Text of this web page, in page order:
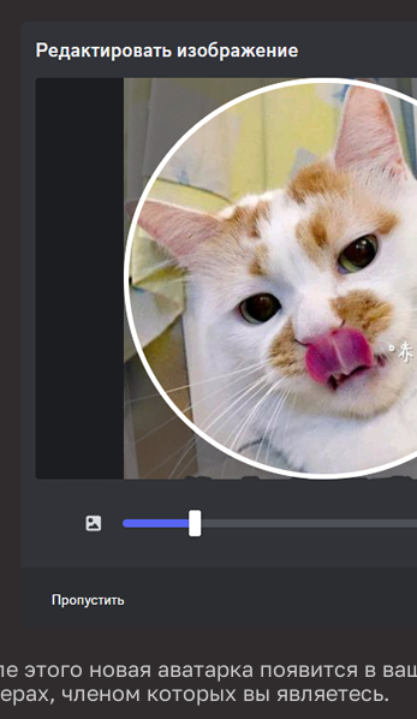
этого новая аватарка появится в
членом которых вы являетесь.